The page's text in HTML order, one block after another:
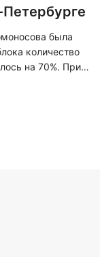
была
количество
на 70%. При